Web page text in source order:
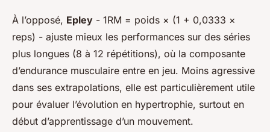
À l’opposé, Epley - 1RM = poids × (1 + 0,0333 ×
reps) - ajuste mieux les performances sur des séries
plus longues (8 à 12 répétitions), où la composante
d’endurance musculaire entre en jeu. Moins agressive
dans ses extrapolations, elle est particulièrement utile
pour évaluer l’évolution en hypertrophie, surtout en
début d’apprentissage d’un mouvement.